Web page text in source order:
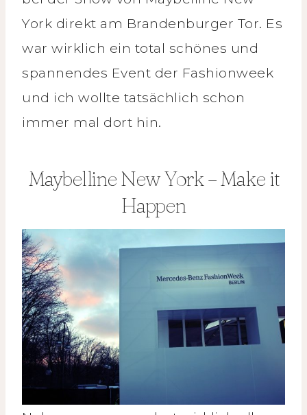
York direkt am Brandenburger Tor. Es
war wirklich ein total schönes und
spannendes Event der Fashionweek
und ich wollte tatsächlich schon
immer mal dort hin.
Maybelline New York – Make it
Happen